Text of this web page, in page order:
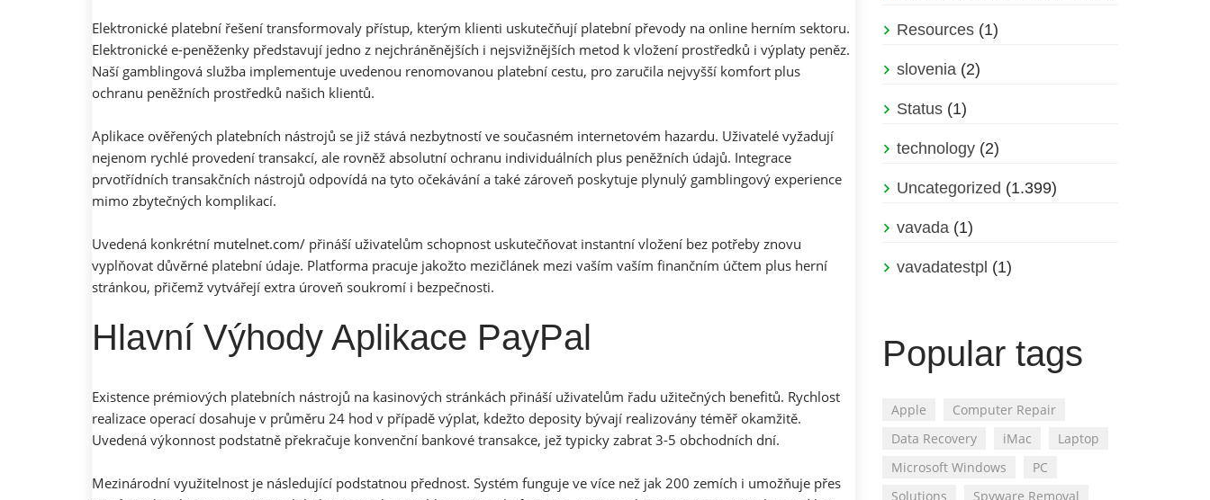
Elektronické platební řešení transformovaly přístup, kterým klienti uskutečňují platební převody na online herním sektoru.
Elektronické e-peněženky představují jedno z nejchráněnějších i nejsvižnějších metod k vložení prostředků i výplaty peněz.
Naší gamblingová služba implementuje uvedenou renomovanou platební cestu, pro zaručila nejvyšší komfort plus
ochranu peněžních prostředků našich klientů.
Aplikace ověřených platebních nástrojů se již stává nezbytností ve současném internetovém hazardu. Uživatelé vyžadují
nejenom rychlé provedení transakcí, ale rovněž absolutní ochranu individuálních plus peněžních údajů. Integrace
prvotřídních transakčních nástrojů odpovídá na tyto očekávání a také zároveň poskytuje plynulý gamblingový experience
mimo zbytečných komplikací.
Uvedená konkrétní mutelnet.com/ přináší uživatelům schopnost uskutečňovat instantní vložení bez potřeby znovu
vyplňovat důvěrné platební údaje. Platforma pracuje jakožto mezičlánek mezi vaším vaším finančním účtem plus herní
stránkou, přičemž vytvářejí extra úroveň soukromí i bezpečnosti.
Hlavní Výhody Aplikace PayPal
Existence prémiových platebních nástrojů na kasinových stránkách přináší uživatelům řadu užitečných benefitů. Rychlost
realizace operací dosahuje v průměru 24 hod v případě výplat, kdežto deposity bývají realizovány téměř okamžitě.
Uvedená výkonnost podstatně překračuje konvenční bankové transakce, jež typicky zabrat 3-5 obchodních dní.
Mezinárodní využitelnost je následující podstatnou přednost. Systém funguje ve více než jak 200 zemích i umožňuje přes
Resources(1)
slovenia(2)
Status(1)
technology(2)
Uncategorized (1.399)
vavada(1)
vavadatestpl (1)
Popular tags
Apple
Computer Repair
Data Recovery
iMac
Laptop
Microsoft Windows
PC
Solutions
Spyware Removal